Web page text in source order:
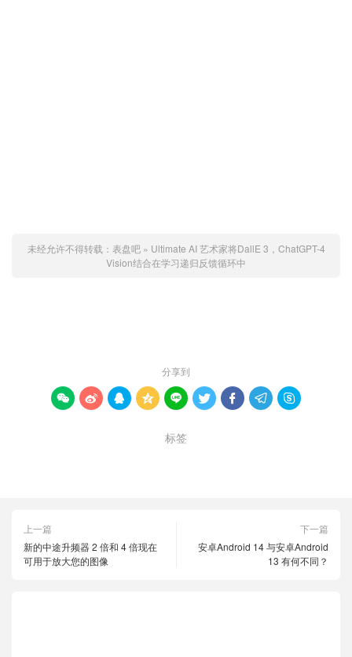
未经允许不得转载： 表盘吧» Ultimate AI 艺术家将DallE 3，ChatGPT-4
Vision结合在学习递归反馈循环中
分享到
        
标签
上一篇
新的中途升频器 2 倍和 4 倍现在
可用于放大您的图像
下一篇
安卓Android 14 与安卓Android
13 有何不同？